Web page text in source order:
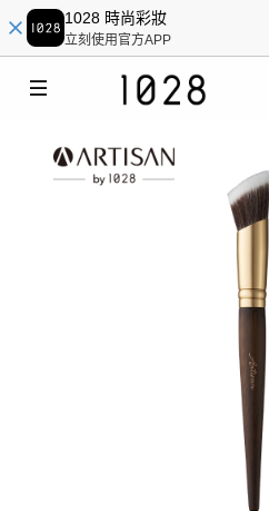
1028 時尚彩妝
立刻使用官方APP